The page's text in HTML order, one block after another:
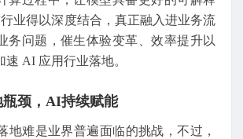
业得以深度结合，真正融入进业务流
务问题，催生体验变革、效率提升以
速 AI 应用行业落地。
瓶颈，AI持续赋能
地难是业界普遍面临的挑战，不过，